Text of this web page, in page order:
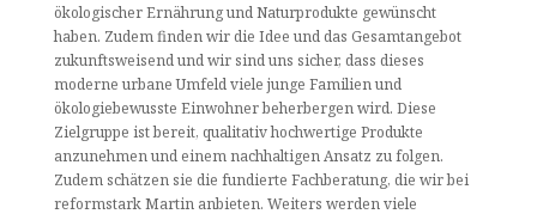
ökologischer Ernährung und Naturprodukte gewünscht
haben. Zudem finden wir die Idee und das Gesamtangebot
zukunftsweisend und wir sind uns sicher, dass dieses
moderne urbane Umfeld viele junge Familien und
ökologiebewusste Einwohner beherbergen wird. Diese
Zielgruppe ist bereit, qualitativ hochwertige Produkte
anzunehmen und einem nachhaltigen Ansatz zu folgen.
Zudem schätzen sie die fundierte Fachberatung, die wir bei
reformstark Martin anbieten. Weiters werden viele